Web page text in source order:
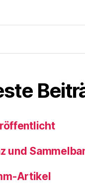
und
Artikel